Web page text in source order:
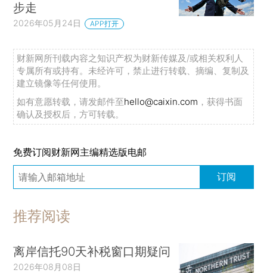
步走
2026年05月24日 APP打开
财新网所刊载内容之知识产权为财新传媒及/或相关权利人
专属所有或持有。未经许可，禁止进行转载、摘编、复制及
建立镜像等任何使用。
如有意愿转载，请发邮件至hello@caixin.com ，获得书面
确认及授权后，方可转载。
免费订阅财新网主编精选版电邮
订阅
推荐阅读
离岸信托90天补税窗口期疑问
2026年08月08日